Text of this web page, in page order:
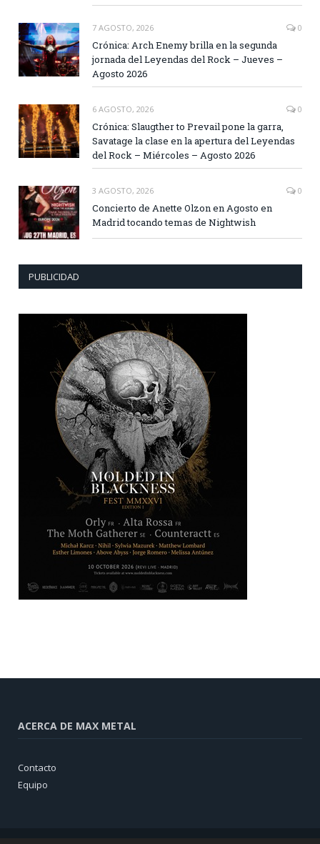
7 AGOSTO, 2026 0
Crónica: Arch Enemy brilla en la segunda
jornada del Leyendas del Rock – Jueves –
Agosto 2026
6 AGOSTO, 2026 0
Crónica: Slaugther to Prevail pone la garra,
Savatage la clase en la apertura del Leyendas
del Rock – Miércoles – Agosto 2026
3 AGOSTO, 2026 0
Concierto de Anette Olzon en Agosto en
Madrid tocando temas de Nightwish
PUBLICIDAD
ACERCA DE MAX METAL
Contacto
Equipo